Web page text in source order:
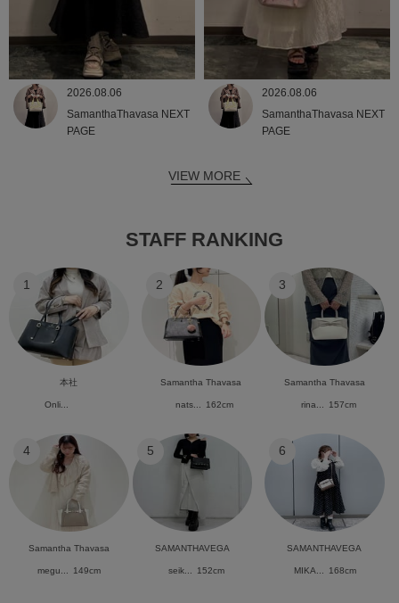
2026.08.06
SamanthaThavasa NEXT
PAGE
2026.08.06
SamanthaThavasa NEXT
PAGE
VIEW MORE
STAFF RANKING
1
本社
Onli...
2
Samantha Thavasa
nats... 162cm
3
Samantha Thavasa
rina... 157cm
4
Samantha Thavasa
megu... 149cm
5
SAMANTHAVEGA
seik... 152cm
6
SAMANTHAVEGA
MIKA... 168cm